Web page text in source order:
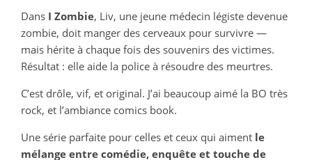
Dans I Zombie, Liv, une jeune médecin légiste devenue
zombie, doit manger des cerveaux pour survivre —
mais hérite à chaque fois des souvenirs des victimes.
Résultat : elle aide la police à résoudre des meurtres.
C’est drôle, vif, et original. J’ai beaucoup aimé la BO très
rock, et l’ambiance comics book.
Une série parfaite pour celles et ceux qui aiment le
mélange entre comédie, enquête et touche de